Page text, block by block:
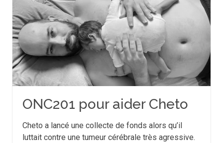
ONC201 pour aider Cheto
Cheto a lancé une collecte de fonds alors qu’il
luttait contre une tumeur cérébrale très agressive.